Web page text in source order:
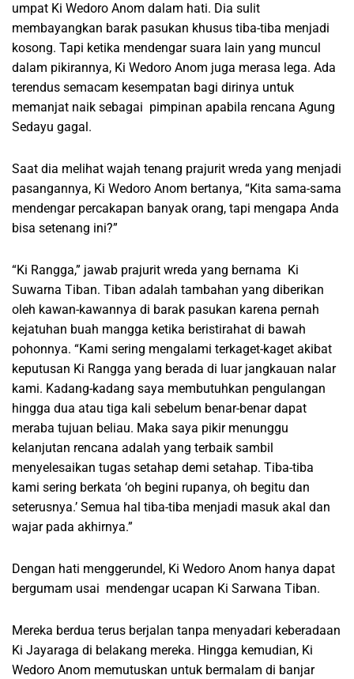
umpat Ki Wedoro Anom dalam hati. Dia sulit
membayangkan barak pasukan khusus tiba-tiba menjadi
kosong. Tapi ketika mendengar suara lain yang muncul
dalam pikirannya, Ki Wedoro Anom juga merasa lega. Ada
terendus semacam kesempatan bagi dirinya untuk
memanjat naik sebagai pimpinan apabila rencana Agung
Sedayu gagal.
Saat dia melihat wajah tenang prajurit wreda yang menjadi
pasangannya, Ki Wedoro Anom bertanya, “Kita sama-sama
mendengar percakapan banyak orang, tapi mengapa Anda
bisa setenang ini?”
“Ki Rangga,” jawab prajurit wreda yang bernama Ki
Suwarna Tiban. Tiban adalah tambahan yang diberikan
oleh kawan-kawannya di barak pasukan karena pernah
kejatuhan buah mangga ketika beristirahat di bawah
pohonnya. “Kami sering mengalami terkaget-kaget akibat
keputusan Ki Rangga yang berada di luar jangkauan nalar
kami. Kadang-kadang saya membutuhkan pengulangan
hingga dua atau tiga kali sebelum benar-benar dapat
meraba tujuan beliau. Maka saya pikir menunggu
kelanjutan rencana adalah yang terbaik sambil
menyelesaikan tugas setahap demi setahap. Tiba-tiba
kami sering berkata ‘oh begini rupanya, oh begitu dan
seterusnya.’ Semua hal tiba-tiba menjadi masuk akal dan
wajar pada akhirnya.”
Dengan hati menggerundel, Ki Wedoro Anom hanya dapat
bergumam usai mendengar ucapan Ki Sarwana Tiban.
Mereka berdua terus berjalan tanpa menyadari keberadaan
Ki Jayaraga di belakang mereka. Hingga kemudian, Ki
Wedoro Anom memutuskan untuk bermalam di banjar